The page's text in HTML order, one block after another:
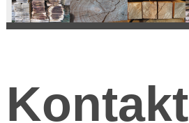
Kontakt